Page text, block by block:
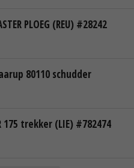
PLOEG (REU) #28242
80110 schudder
175 trekker (LIE) #782474